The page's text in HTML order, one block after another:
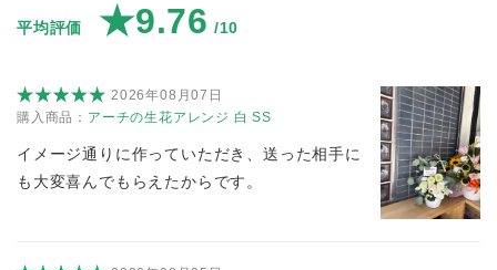
平均評価 ★9.76 /10
2026年08月07日
購入商品： アーチの生花アレンジ 白 SS
イメージ通りに作っていただき、送った相手に
も大変喜んでもらえたからです。